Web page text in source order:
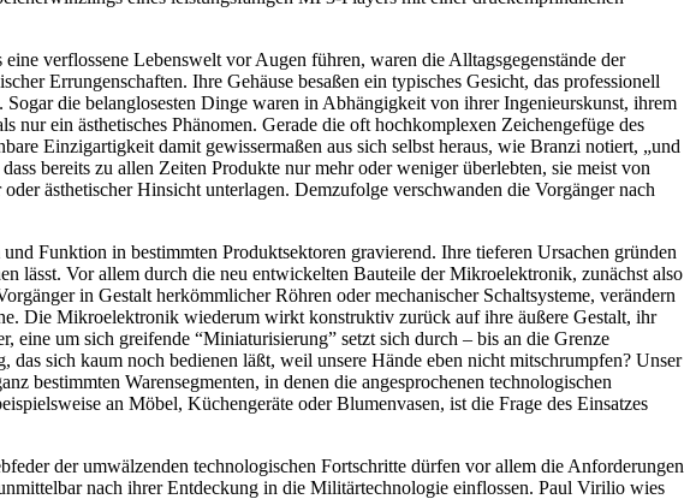
verflossene Lebenswelt vor Augen führen, waren die Alltagsgegenstände der
Errungenschaften. Ihre Gehäuse besaßen ein typisches Gesicht, das professionell
die belanglosesten Dinge waren in Abhängigkeit von ihrer Ingenieurskunst, ihrem
nur ein ästhetisches Phänomen. Gerade die oft hochkomplexen Zeichengefüge des
Einzigartigkeit damit gewissermaßen aus sich selbst heraus, wie Branzi notiert, „und
bereits zu allen Zeiten Produkte nur mehr oder weniger überlebten, sie meist von
ästhetischer Hinsicht unterlagen. Demzufolge verschwanden die Vorgänger nach
Funktion in bestimmten Produktsektoren gravierend. Ihre tieferen Ursachen gründen
lässt. Vor allem durch die neu entwickelten Bauteile der Mikroelektronik, zunächst also
in Gestalt herkömmlicher Röhren oder mechanischer Schaltsysteme, verändern
Die Mikroelektronik wiederum wirkt konstruktiv zurück auf ihre äußere Gestalt, ihr
um sich greifende “Miniaturisierung” setzt sich durch – bis an die Grenze
sich kaum noch bedienen läßt, weil unsere Hände eben nicht mitschrumpfen? Unser
bestimmten Warensegmenten, in denen die angesprochenen technologischen
an Möbel, Küchengeräte oder Blumenvasen, ist die Frage des Einsatzes
der umwälzenden technologischen Fortschritte dürfen vor allem die Anforderungen
nach ihrer Entdeckung in die Militärtechnologie einflossen. Paul Virilio wies